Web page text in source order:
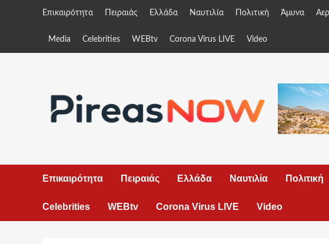
Επικαιρότητα Πειραιάς Ελλάδα Ναυτιλία Πολιτική Άμυνα
Media Celebrities WEBtv Corona Virus LIVE Video
Επικαιρότητα Πειραιάς Ελλάδα Ναυτιλία Πολιτική
Celebrities WEBtv Corona Virus LIVE Video